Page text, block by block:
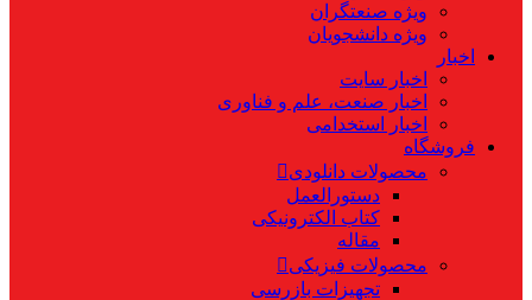
ویژه صنعتگران
ویژه دانشجویان
اخبار
اخبار سایت
اخبار صنعت، علم و فناوری
اخبار استخدامی
فروشگاه
محصولات دانلودی
دستورالعمل
کتاب الکترونیکی
مقاله
محصولات فیزیکی
تجهیزات بازرسی